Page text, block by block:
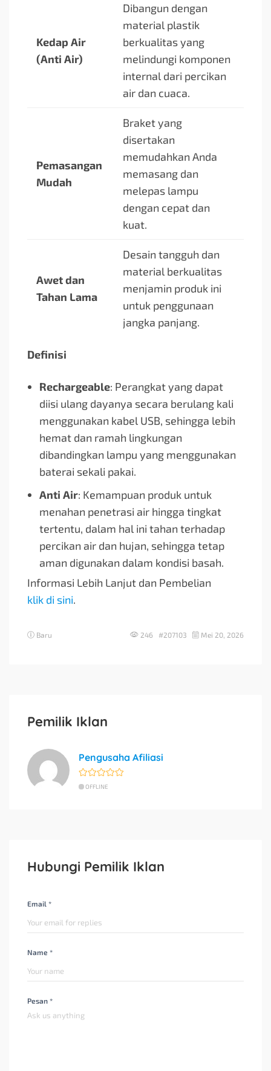
Kedap Air
(Anti Air)
Dibangun dengan
material plastik
berkualitas yang
melindungi komponen
internal dari percikan
air dan cuaca.
Pemasangan
Mudah
Braket yang
disertakan
memudahkan Anda
memasang dan
melepas lampu
dengan cepat dan
kuat.
Awet dan
Tahan Lama
Desain tangguh dan
material berkualitas
menjamin produk ini
untuk penggunaan
jangka panjang.
Definisi
Rechargeable: Perangkat yang dapat
diisi ulang dayanya secara berulang kali
menggunakan kabel USB, sehingga lebih
hemat dan ramah lingkungan
dibandingkan lampu yang menggunakan
baterai sekali pakai.
Anti Air: Kemampuan produk untuk
menahan penetrasi air hingga tingkat
tertentu, dalam hal ini tahan terhadap
percikan air dan hujan, sehingga tetap
aman digunakan dalam kondisi basah.
Informasi Lebih Lanjut dan Pembelian
klik di sini.
Baru 246 #207103 Mei 20, 2026
Pemilik Iklan
Pengusaha Afiliasi
OFFLINE
Hubungi Pemilik Iklan
Email *
Name *
Pesan *